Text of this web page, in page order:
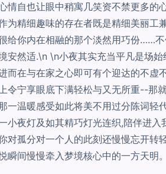
自也让眼中稍寓几笑资不禁更多的
精细趣味的存在者既是精细美丽工
给你内在相融的那个淡然用巧份……
安然适.\n \n小夜其实充当平凡是场
在与在家之心即可有个迎达的不
享眼底下满轻松与又无所重--那
一温暖感受如此将美不用过分陈词
小夜灯及如其精巧灯光连织,陪伴进
对孤分对一个人的此刻还慢慢忘开
瞬间慢慢牵入梦境核心中的一方天明